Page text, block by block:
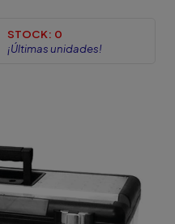
STOCK: 0
¡Últimas unidades!